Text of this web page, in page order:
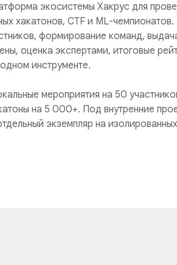
экосистемы Хакрус для
хакатонов, CTF и ML-чемпионатов.
формирование команд,
оценка экспертами, итоговые
инструменте.
мероприятия на 50
на 5 000+. Под внутренние
экземпляр на